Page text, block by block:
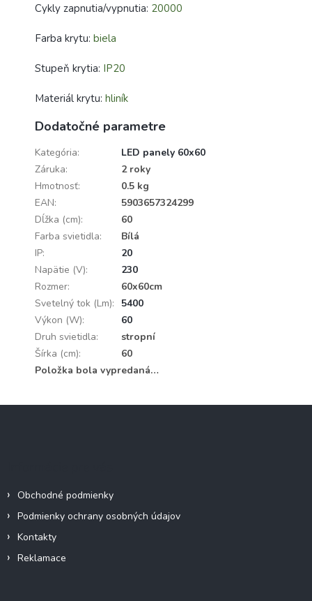
Cykly zapnutia/vypnutia: 20000
Farba krytu: biela
Stupeň krytia: IP20
Materiál krytu: hliník
Dodatočné parametre
Kategória:
LED panely 60x60
Záruka:
2 roky
Hmotnosť:
0.5 kg
EAN:
5903657324299
Dĺžka (cm):
60
Farba svietidla:
Bílá
IP:
20
Napätie (V):
230
Rozmer:
60x60cm
Svetelný tok (Lm):
5400
Výkon (W):
60
Druh svietidla:
stropní
Šírka (cm):
60
Položka bola vypredaná…
Obchodné podmienky
Podmienky ochrany osobných údajov
Kontakty
Reklamace